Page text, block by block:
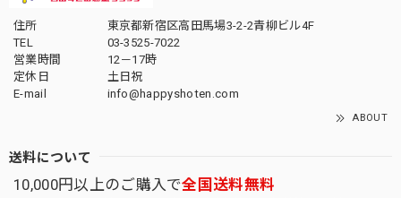
住所
東京都新宿区高田馬場3-2-2青柳ビル4F
TEL
03-3525-7022
営業時間
12－17時
定休日
土日祝
E-mail
info@happyshoten.com
ABOUT
送料について
10,000円以上のご購入で全国送料無料